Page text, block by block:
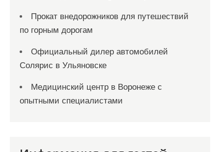
Прокат внедорожников для путешествий
по горным дорогам
Официальный дилер автомобилей
Солярис в Ульяновске
Медицинский центр в Воронеже с
опытными специалистами